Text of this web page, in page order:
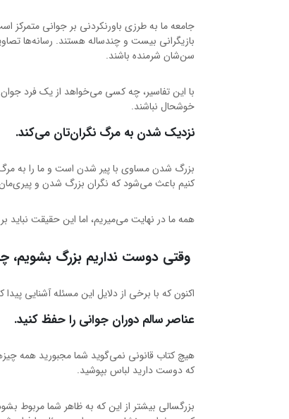
جامعه ما به طرزی باورنکردنی بر جوانی
بازیگرانی بیست و چندساله هستند. رسانه‌ها
سن‌شان شرمنده باشند.
با این تفاسیر، چه کسی می‌خواهد از یک فرد
خوشحال نباشند.
نزدیک شدن به مرگ نگران‌تان می‌کند.
بزرگ شدن مساوی با پیر شدن است و ما را به مرگ
کنیم باعث می‌شود که نگران بزرگ شدن و
همه ما در نهایت می‌میریم، اما این حقیقت نباید
وقتی دوست نداریم بزرگ بشویم،
اکنون که با برخی از دلایل این مسئله آشنایی
عناصر سالم دوران جوانی را حفظ کنید.
هیچ کتاب قانونی نمی‌گوید شما مجبورید همه
که دوست دارید لباس بپوشید.
بزرگسالی بیشتر از این که به ظاهر شما مربوط